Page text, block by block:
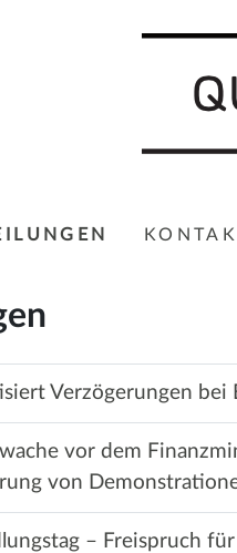
Verzögerungen
vor dem
von
– Freispruch